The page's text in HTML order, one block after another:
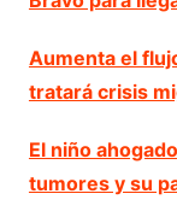
Aumenta el
tratará crisis
El niño
tumores y su